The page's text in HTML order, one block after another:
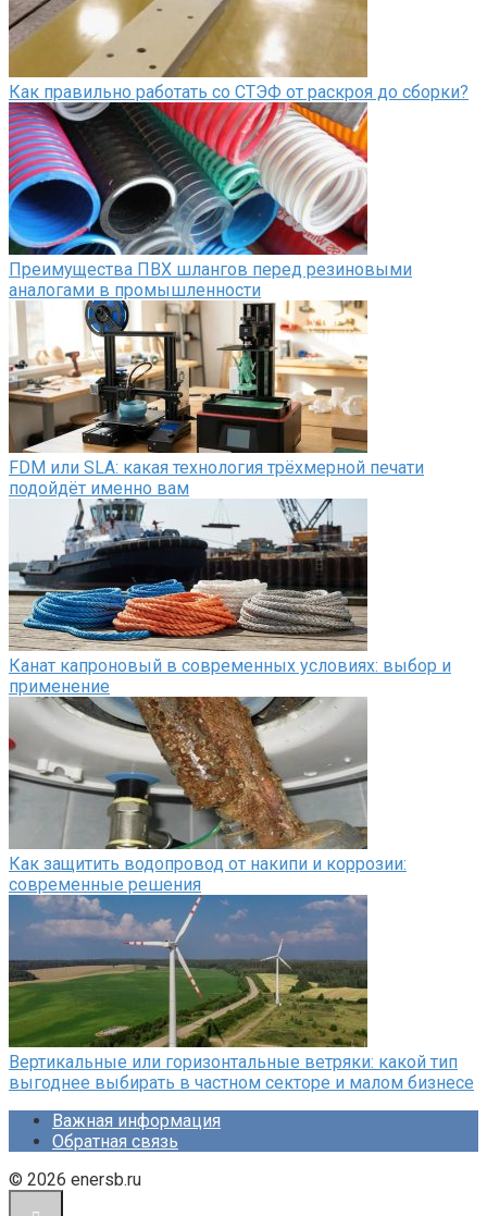
Как правильно работать со СТЭФ от раскроя до сборки?
Преимущества ПВХ шлангов перед резиновыми
аналогами в промышленности
FDM или SLA: какая технология трёхмерной печати
подойдёт именно вам
Канат капроновый в современных условиях: выбор и
применение
Как защитить водопровод от накипи и коррозии:
современные решения
Вертикальные или горизонтальные ветряки: какой тип
выгоднее выбирать в частном секторе и малом бизнесе
Важная информация
Обратная связь
© 2026 enersb.ru